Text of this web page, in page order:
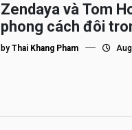
Zendaya và Tom
phong cách đôi
bá Spider-Man
by Thai Khang Pham